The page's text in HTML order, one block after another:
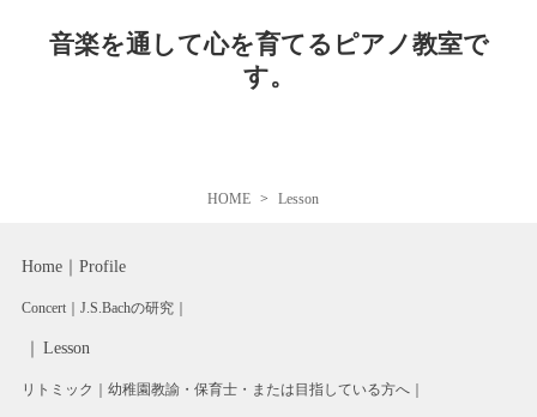
音楽を通して心を育てるピアノ教室で
す。
HOME Lesson
Home Profile
Concert J.S.Bachの研究
Lesson
リトミック 幼稚園教諭・保育士・または目指している方へ